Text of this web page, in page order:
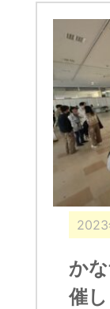
2023
か
催